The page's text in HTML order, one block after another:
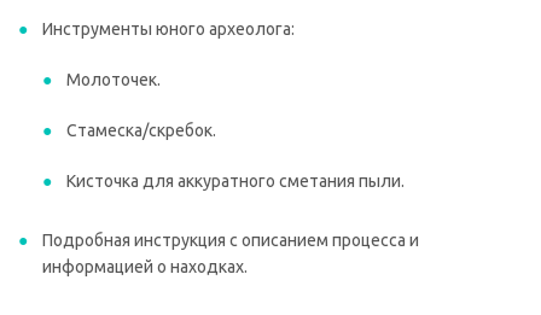
Инструменты юного археолога:
Молоточек.
Стамеска/скребок.
Кисточка для аккуратного сметания пыли.
Подробная инструкция с описанием процесса и
информацией о находках.